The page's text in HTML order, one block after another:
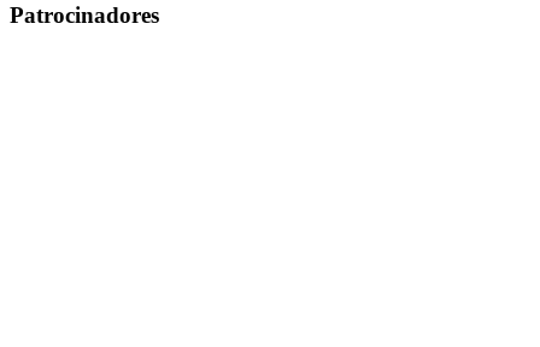
Patrocinadores